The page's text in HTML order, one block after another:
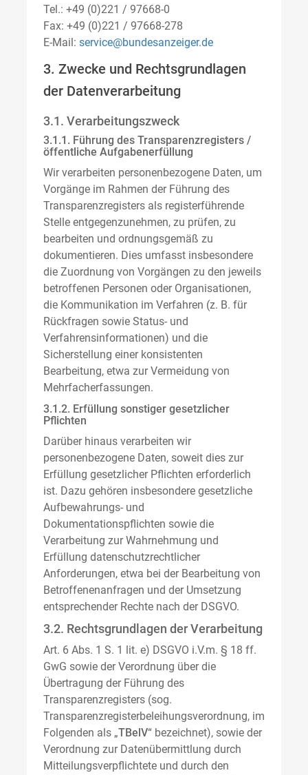
Tel.: +49 (0)221 / 97668-0
Fax: +49 (0)221 / 97668-278
E-Mail: service@bundesanzeiger.de
3. Zwecke und Rechtsgrundlagen
der Datenverarbeitung
3.1. Verarbeitungszweck
3.1.1. Führung des Transparenzregisters /
öffentliche Aufgabenerfüllung
Wir verarbeiten personenbezogene Daten, um
Vorgänge im Rahmen der Führung des
Transparenzregisters als registerführende
Stelle entgegenzunehmen, zu prüfen, zu
bearbeiten und ordnungsgemäß zu
dokumentieren. Dies umfasst insbesondere
die Zuordnung von Vorgängen zu den jeweils
betroffenen Personen oder Organisationen,
die Kommunikation im Verfahren (z. B. für
Rückfragen sowie Status- und
Verfahrensinformationen) und die
Sicherstellung einer konsistenten
Bearbeitung, etwa zur Vermeidung von
Mehrfacherfassungen.
3.1.2. Erfüllung sonstiger gesetzlicher
Pflichten
Darüber hinaus verarbeiten wir
personenbezogene Daten, soweit dies zur
Erfüllung gesetzlicher Pflichten erforderlich
ist. Dazu gehören insbesondere gesetzliche
Aufbewahrungs- und
Dokumentationspflichten sowie die
Verarbeitung zur Wahrnehmung und
Erfüllung datenschutzrechtlicher
Anforderungen, etwa bei der Bearbeitung von
Betroffenenanfragen und der Umsetzung
entsprechender Rechte nach der DSGVO.
3.2. Rechtsgrundlagen der Verarbeitung
Art. 6 Abs. 1 S. 1 lit. e) DSGVO i.V.m. § 18 ff.
GwG sowie der Verordnung über die
Übertragung der Führung des
Transparenzregisters (sog.
Transparenzregisterbeleihungsverordnung, im
Folgenden als „TBelV“ bezeichnet), sowie der
Verordnung zur Datenübermittlung durch
Mitteilungsverpflichtete und durch den